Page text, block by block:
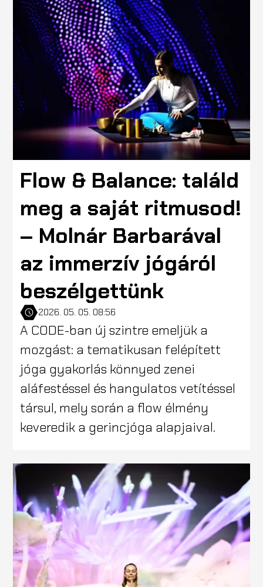
Flow & Balance: találd
meg a saját ritmusod!
– Molnár Barbarával
az immerzív jógáról
beszélgettünk
2026. 05. 05. 08:56
A CODE-ban új szintre emeljük a
mozgást: a tematikusan felépített
jóga gyakorlás könnyed zenei
aláfestéssel és hangulatos vetítéssel
társul, mely során a flow élmény
keveredik a gerincjóga alapjaival.